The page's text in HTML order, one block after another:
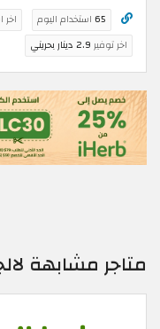
65 استخدام اليوم اخر
اخر توفير 2.9 دينار بحريني
متاجر مشابهة